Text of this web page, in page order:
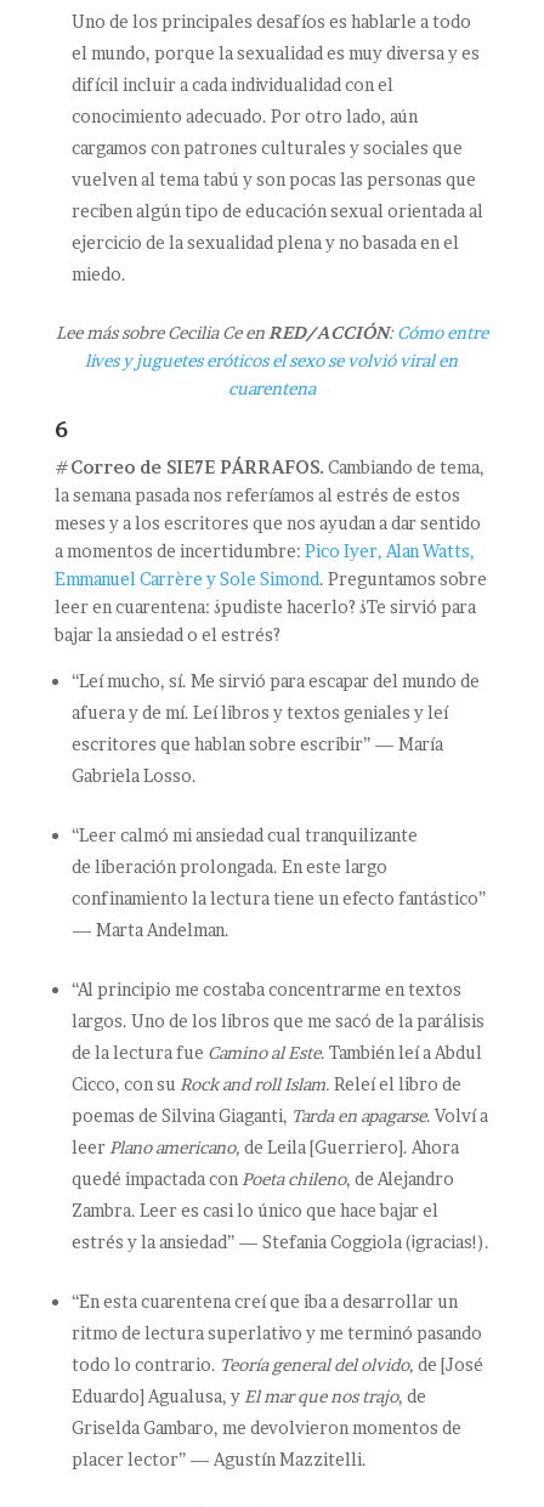
Uno de los principales desafíos es hablarle a todo
el mundo, porque la sexualidad es muy diversa y es
difícil incluir a cada individualidad con el
conocimiento adecuado. Por otro lado, aún
cargamos con patrones culturales y sociales que
vuelven al tema tabú y son pocas las personas que
reciben algún tipo de educación sexual orientada al
ejercicio de la sexualidad plena y no basada en el
miedo.
Lee más sobre Cecilia Ce en RED/ACCIÓN:Cómo entre
lives y juguetes eróticos el sexo se volvió viral en
cuarentena
6
#Correo de SIE7E PÁRRAFOS. Cambiando de tema,
la semana pasada nos referíamos al estrés de estos
meses y a los escritores que nos ayudan a dar sentido
a momentos de incertidumbre: Pico Iyer, Alan Watts,
Emmanuel Carrère y Sole Simond. Preguntamos sobre
leer en cuarentena: ¿pudiste hacerlo? ¿Te sirvió para
bajar la ansiedad o el estrés?
“Leí mucho, sí. Me sirvió para escapar del mundo de
afuera y de mí. Leí libros y textos geniales y leí
escritores que hablan sobre escribir” — María
Gabriela Losso.
“Leer calmó mi ansiedad cual tranquilizante
de liberación prolongada. En este largo
confinamiento la lectura tiene un efecto fantástico”
— Marta Andelman.
“Al principio me costaba concentrarme en textos
largos. Uno de los libros que me sacó de la parálisis
de la lectura fue Camino al Este. También leí a Abdul
Cicco, con su Rock and roll Islam. Releí el libro de
poemas de Silvina Giaganti, Tarda en apagarse. Volví a
leer Plano americano, de Leila [Guerriero]. Ahora
quedé impactada con Poeta chileno, de Alejandro
Zambra. Leer es casi lo único que hace bajar el
estrés y la ansiedad” — Stefania Coggiola (¡gracias!).
“En esta cuarentena creí que iba a desarrollar un
ritmo de lectura superlativo y me terminó pasando
todo lo contrario. Teoría general del olvido, de [José
Eduardo] Agualusa, y El mar que nos trajo, de
Griselda Gambaro, me devolvieron momentos de
placer lector” — Agustín Mazzitelli.